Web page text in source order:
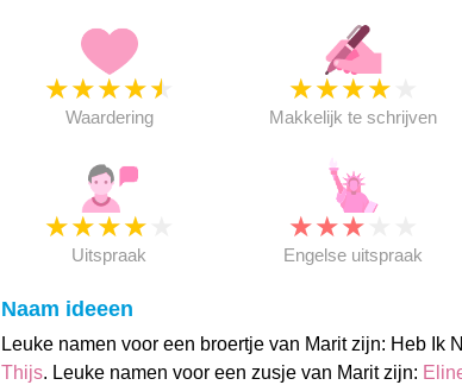
★★★★★
Waardering
★★★★
Makkelijk te schrijven
★★★★
Uitspraak
★★★
Engelse uitspraak
Naam ideeen
Leuke namen voor een broertje van Marit zijn: Heb Ik
Thijs. Leuke namen voor een zusje van Marit zijn: